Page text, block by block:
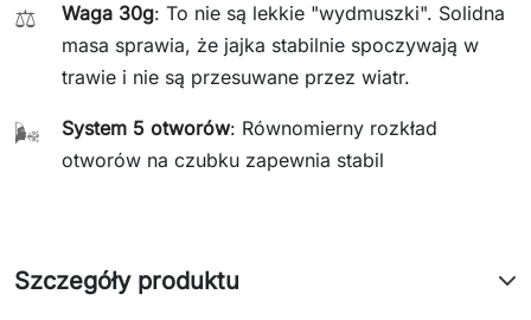
⚖️ Waga 30g: To nie są lekkie "wydmuszki". Solidna
masa sprawia, że jajka stabilnie spoczywają w
trawie i nie są przesuwane przez wiatr.
🌬️ System 5 otworów: Równomierny rozkład
otworów na czubku zapewnia stabil
Szczegóły produktu